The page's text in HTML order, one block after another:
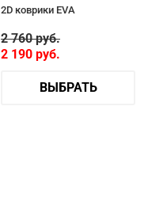
2D коврики EVA
2 760руб.
2 190 руб.
ВЫБРАТЬ